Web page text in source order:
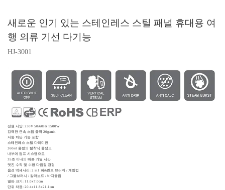
새로운 인기 있는 스테인레스 스틸 패널 휴대용 여
행 의류 기선 다기능
HJ-3001
전원 사양: 230V 50/60Hz 1500W
강력한 연속 스팀 출력 20g/min
자동 차단 기능 포함
스테인레스 스틸 다리미판
260ml 용량의 탈착식 물탱크
내부에 펌프 시스템으로
35초 이내의 빠른 가열 시간
멋진 수직 및 수평 다림질 경험
옵션 액세서리: 2 in1 퍼&린트 브러쉬 / 계량컵
/ 그물브러시 / 칼라보드 / 바지클립
열판 크기: 11.0x7.0cm
단위 차원: 20.4x11.8x21.1cm